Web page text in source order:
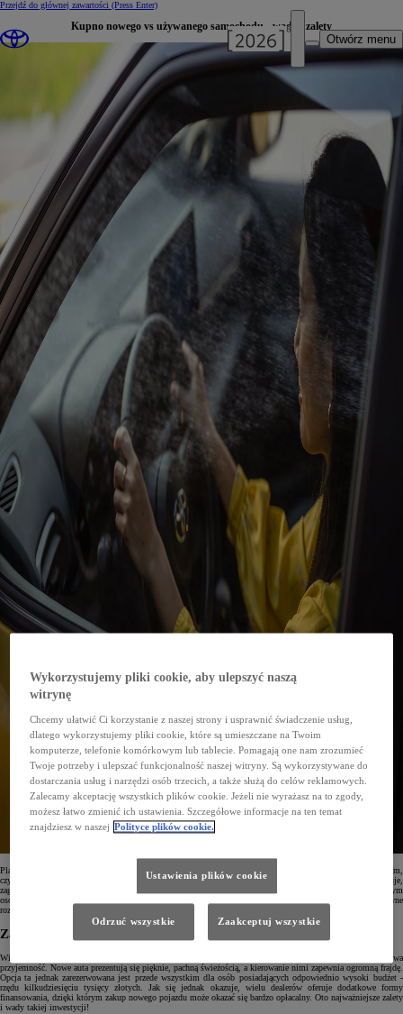
Przejdź do głównej zawartości (Press Enter)
Otwórz menu
Kupno nowego vs używanego samochodu - wady i zalety
Planujesz zakup samochodu? W takim razie istnieje spore prawdopodobieństwo, że zastanawiasz się nad tym,
czy zainwestować w całkiem nowy pojazd prosto z salonu, czy też auto z drugiej ręki. Jak się okazuje,
zagwozdka ta dotyczy zdecydowanej większości kupujących, dlatego postanowiliśmy pomóc wszystkim tym
osobom - poniżej znajdziesz najważniejsze wady i zalety aut z salonu oraz używanych, a także alternatywne
rozwiązanie, które może okazać się dla Ciebie świetnym rozwiązaniem. Zapraszamy do lektury!
Zakup nowego samochodu z salonu - inwestycja na długie lata
Wizyta w salonie samochodowym i wybór spośród najnowszych modeli konkretnego producenta to prawdziwa
przyjemność. Nowe auta prezentują się pięknie, pachną świeżością, a kierowanie nimi zapewnia ogromną frajdę.
Opcja ta jednak zarezerwowana jest przede wszystkim dla osób posiadających odpowiednio wysoki budżet -
rzędu kilkudziesięciu tysięcy złotych. Jak się jednak okazuje, wielu dealerów oferuje dodatkowe formy
finansowania, dzięki którym zakup nowego pojazdu może okazać się bardzo opłacalny. Oto najważniejsze zalety
i wady takiej inwestycji!
Wykorzystujemy pliki cookie, aby ulepszyć naszą
witrynę
Chcemy ułatwić Ci korzystanie z naszej strony i usprawnić świadczenie usług,
dlatego wykorzystujemy pliki cookie, które są umieszczane na Twoim
komputerze, telefonie komórkowym lub tablecie. Pomagają one nam zrozumieć
Twoje potrzeby i ulepszać funkcjonalność naszej witryny. Są wykorzystywane do
dostarczania usług i narzędzi osób trzecich, a także służą do celów reklamowych.
Zalecamy akceptację wszystkich plików cookie. Jeżeli nie wyrażasz na to zgody,
możesz łatwo zmienić ich ustawienia. Szczegółowe informacje na ten temat
znajdziesz w naszej Polityce plików cookie.
Ustawienia plików cookie
Odrzuć wszystkie Zaakceptuj wszystkie